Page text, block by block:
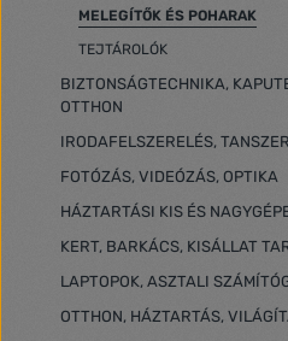
MELEGÍTŐK ÉS POHARAK
TEJTÁROLÓK
BIZTONSÁGTECHNIKA,
OTTHON
IRODAFELSZERELÉS,
FOTÓZÁS, VIDEÓZÁS, OPTIKA
HÁZTARTÁSI KIS ÉS
KERT, BARKÁCS, KISÁLLAT
LAPTOPOK, ASZTALI
OTTHON, HÁZTARTÁS,